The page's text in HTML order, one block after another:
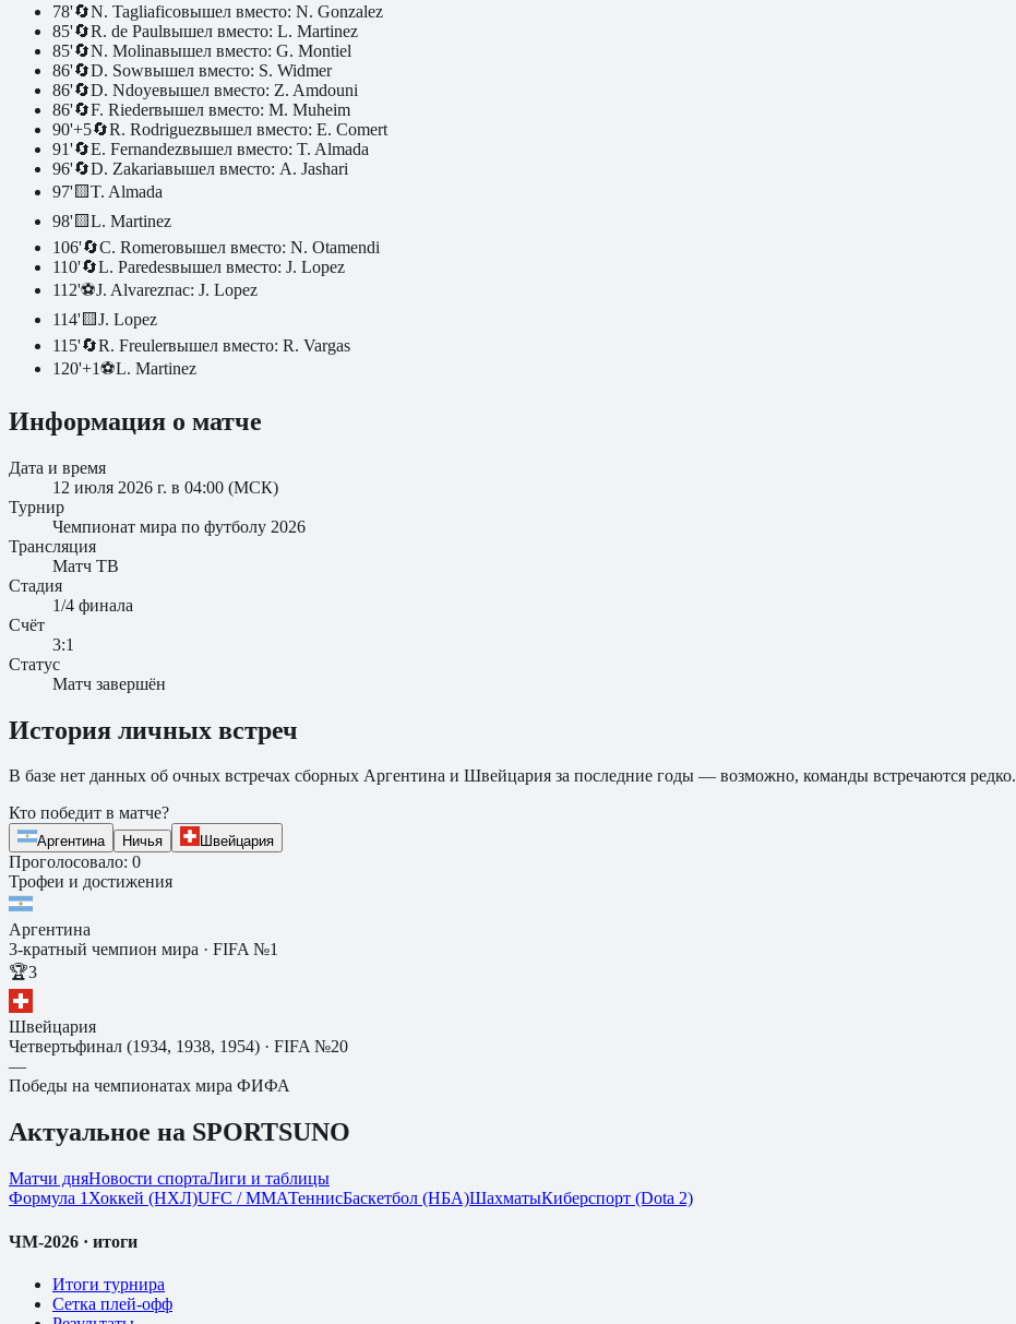
78'🔄N. Tagliaficoвышел вместо: N. Gonzalez
85'🔄R. de Paulвышел вместо: L. Martinez
85'🔄N. Molinaвышел вместо: G. Montiel
86'🔄D. Sowвышел вместо: S. Widmer
86'🔄D. Ndoyeвышел вместо: Z. Amdouni
86'🔄F. Riederвышел вместо: M. Muheim
90'+5🔄R. Rodriguezвышел вместо: E. Comert
91'🔄E. Fernandezвышел вместо: T. Almada
96'🔄D. Zakariaвышел вместо: A. Jashari
97'🟨T. Almada
98'🟨L. Martinez
106'🔄C. Romeroвышел вместо: N. Otamendi
110'🔄L. Paredesвышел вместо: J. Lopez
112'⚽J. Alvarezпас: J. Lopez
114'🟨J. Lopez
115'🔄R. Freulerвышел вместо: R. Vargas
120'+1⚽L. Martinez
Информация о матче
Дата и время
12 июля 2026 г. в 04:00 (МСК)
Турнир
Чемпионат мира по футболу 2026
Трансляция
Матч ТВ
Стадия
1/4 финала
Счёт
3:1
Статус
Матч завершён
История личных встреч
В базе нет данных об очных встречах сборных Аргентина и Швейцария за последние годы — возможно, команды встречаются редко.
Кто победит в матче?
Аргентина Ничья Швейцария
Проголосовало: 0
Трофеи и достижения
Аргентина
3-кратный чемпион мира · FIFA №1
🏆3
Швейцария
Четвертьфинал (1934, 1938, 1954) · FIFA №20
—
Победы на чемпионатах мира ФИФА
Актуальное на SPORTSUNO
Матчи дняНовости спортаЛиги и таблицы
Формула 1 Хоккей (НХЛ)UFC / ММАТеннисБаскетбол (НБА)ШахматыКиберспорт (Dota 2)
ЧМ-2026 · итоги
Итоги турнира
Сетка плей-офф